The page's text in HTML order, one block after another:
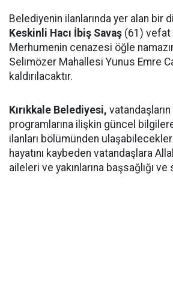
Belediyenin ilanlarında yer alan bir
Keskinli Hacı İbiş Savaş (61) vefat
Merhumenin cenazesi öğle
Selimözer Mahallesi Yunus Emre
kaldırılacaktır.
Kırıkkale Belediyesi,
programlarına ilişkin güncel
ilanları bölümünden
hayatını kaybeden vatandaşlara
aileleri ve yakınlarına başsağlığı